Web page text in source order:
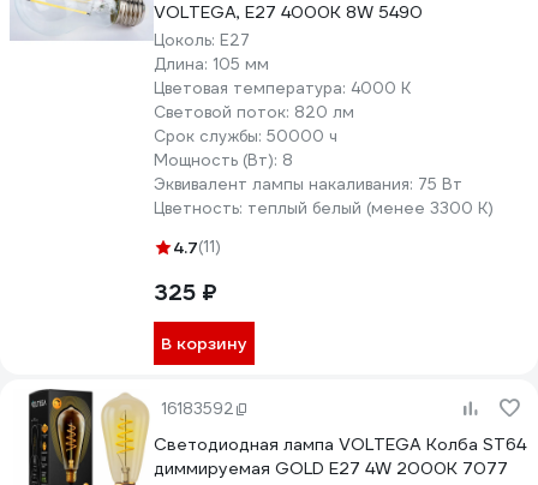
VOLTEGA, Е27 4000К 8W 5490
Цоколь: E27
Длина: 105 мм
Цветовая температура: 4000 К
Световой поток: 820 лм
Срок службы: 50000 ч
Мощность (Вт): 8
Эквивалент лампы накаливания: 75 Вт
Цветность: теплый белый (менее 3300 К)
4.7(11)
325 ₽
В корзину
16183592
Светодиодная лампа VOLTEGA Колба ST64
диммируемая GOLD E27 4W 2000K 7077